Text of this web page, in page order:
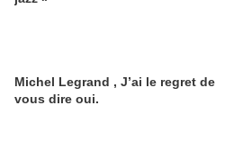
Michel Legrand , J’ai le regret de
vous dire oui.